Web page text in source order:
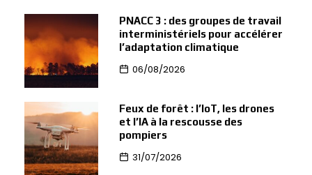
PNACC 3 : des groupes de travail
interministériels pour accélérer
l’adaptation climatique
06/08/2026
Feux de forêt : l’IoT, les drones
et l’IA à la rescousse des
pompiers
31/07/2026